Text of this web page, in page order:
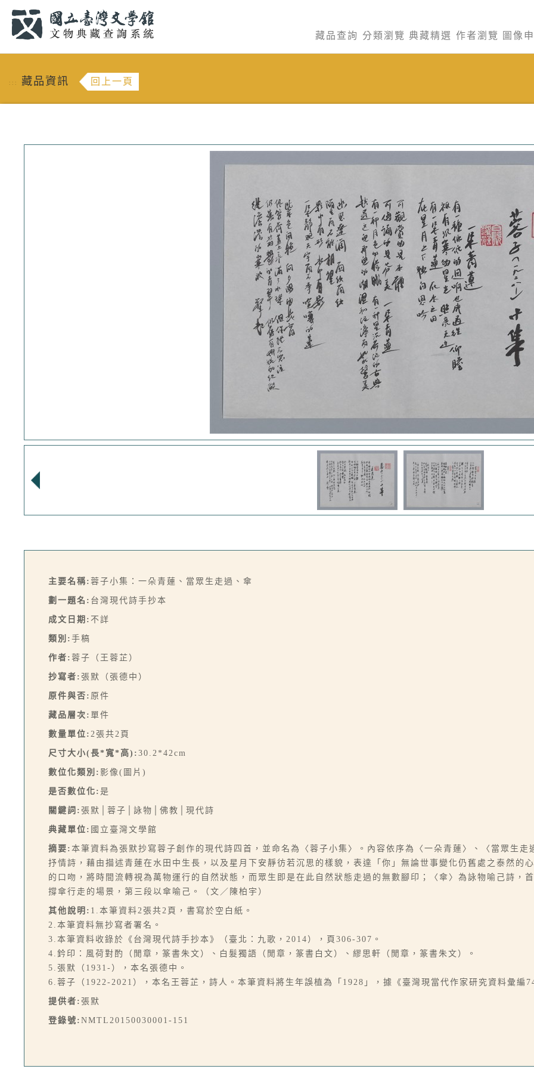
藏品查詢 分類瀏覽 典藏精選 作者瀏覽 圖像
::: 藏品資訊 回上一頁
主要名稱: 蓉子小集：一朵青蓮、當眾生走過、傘
劃一題名: 台灣現代詩手抄本
成文日期: 不詳
類別: 手稿
作者: 蓉子（王蓉芷）
抄寫者: 張默（張德中）
原件與否: 原件
藏品層次: 單件
數量單位: 2張共2頁
尺寸大小(長*寬*高): 30.2*42cm
數位化類別: 影像(圖片)
是否數位化: 是
關鍵詞: 張默│蓉子│詠物│佛教│現代詩
典藏單位: 國立臺灣文學館
摘要: 本筆資料為張默抄寫蓉子創作的現代詩四首，並命名為〈蓉子小集〉。內容依序為〈一朵青蓮〉、〈當眾生
抒情詩，藉由描述青蓮在水田中生長，以及星月下安靜彷若沉思的樣貌，表達「你」無論世事變化仍舊處之泰然的
的口吻，將時間流轉視為萬物運行的自然狀態，而眾生即是在此自然狀態走過的無數腳印；〈傘〉為詠物喻己詩，
撐傘行走的場景，第三段以傘喻己。（文／陳柏宇）
其他說明: 1.本筆資料2張共2頁，書寫於空白紙。
2.本筆資料無抄寫者署名。
3.本筆資料收錄於《台灣現代詩手抄本》（臺北：九歌，2014），頁306-307。
4.鈐印：風荷對酌（閒章，篆書朱文）、白髮獨語（閒章，篆書白文）、繆思軒（閒章，篆書朱文）。
5.張默（1931-），本名張德中。
6.蓉子（1922-2021），本名王蓉芷，詩人。本筆資料將生年誤植為「1928」，據《臺灣現當代作家研究資料彙編
提供者: 張默
登錄號: NMTL20150030001-151